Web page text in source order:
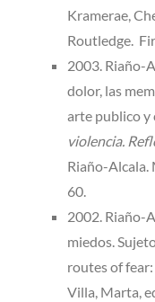
Kramerae,
Routledge.
2003. Riaño-
dolor, las
arte publico y
violencia.
Riaño-Alcala.
60.
2002. Riaño-
miedos.
routes of fear:
Villa, Marta,